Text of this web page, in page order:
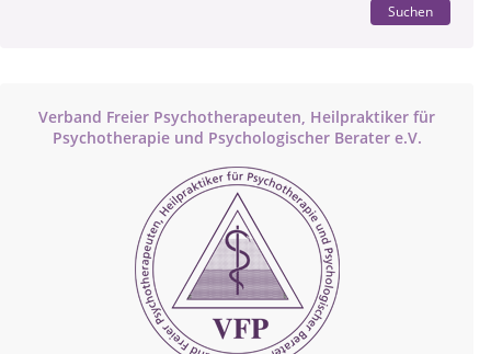
Suchen
Verband Freier Psychotherapeuten, Heilpraktiker für
Psychotherapie und Psychologischer Berater e.V.